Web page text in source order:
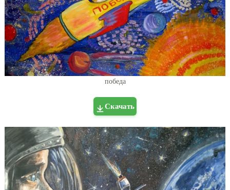
победа
Скачать